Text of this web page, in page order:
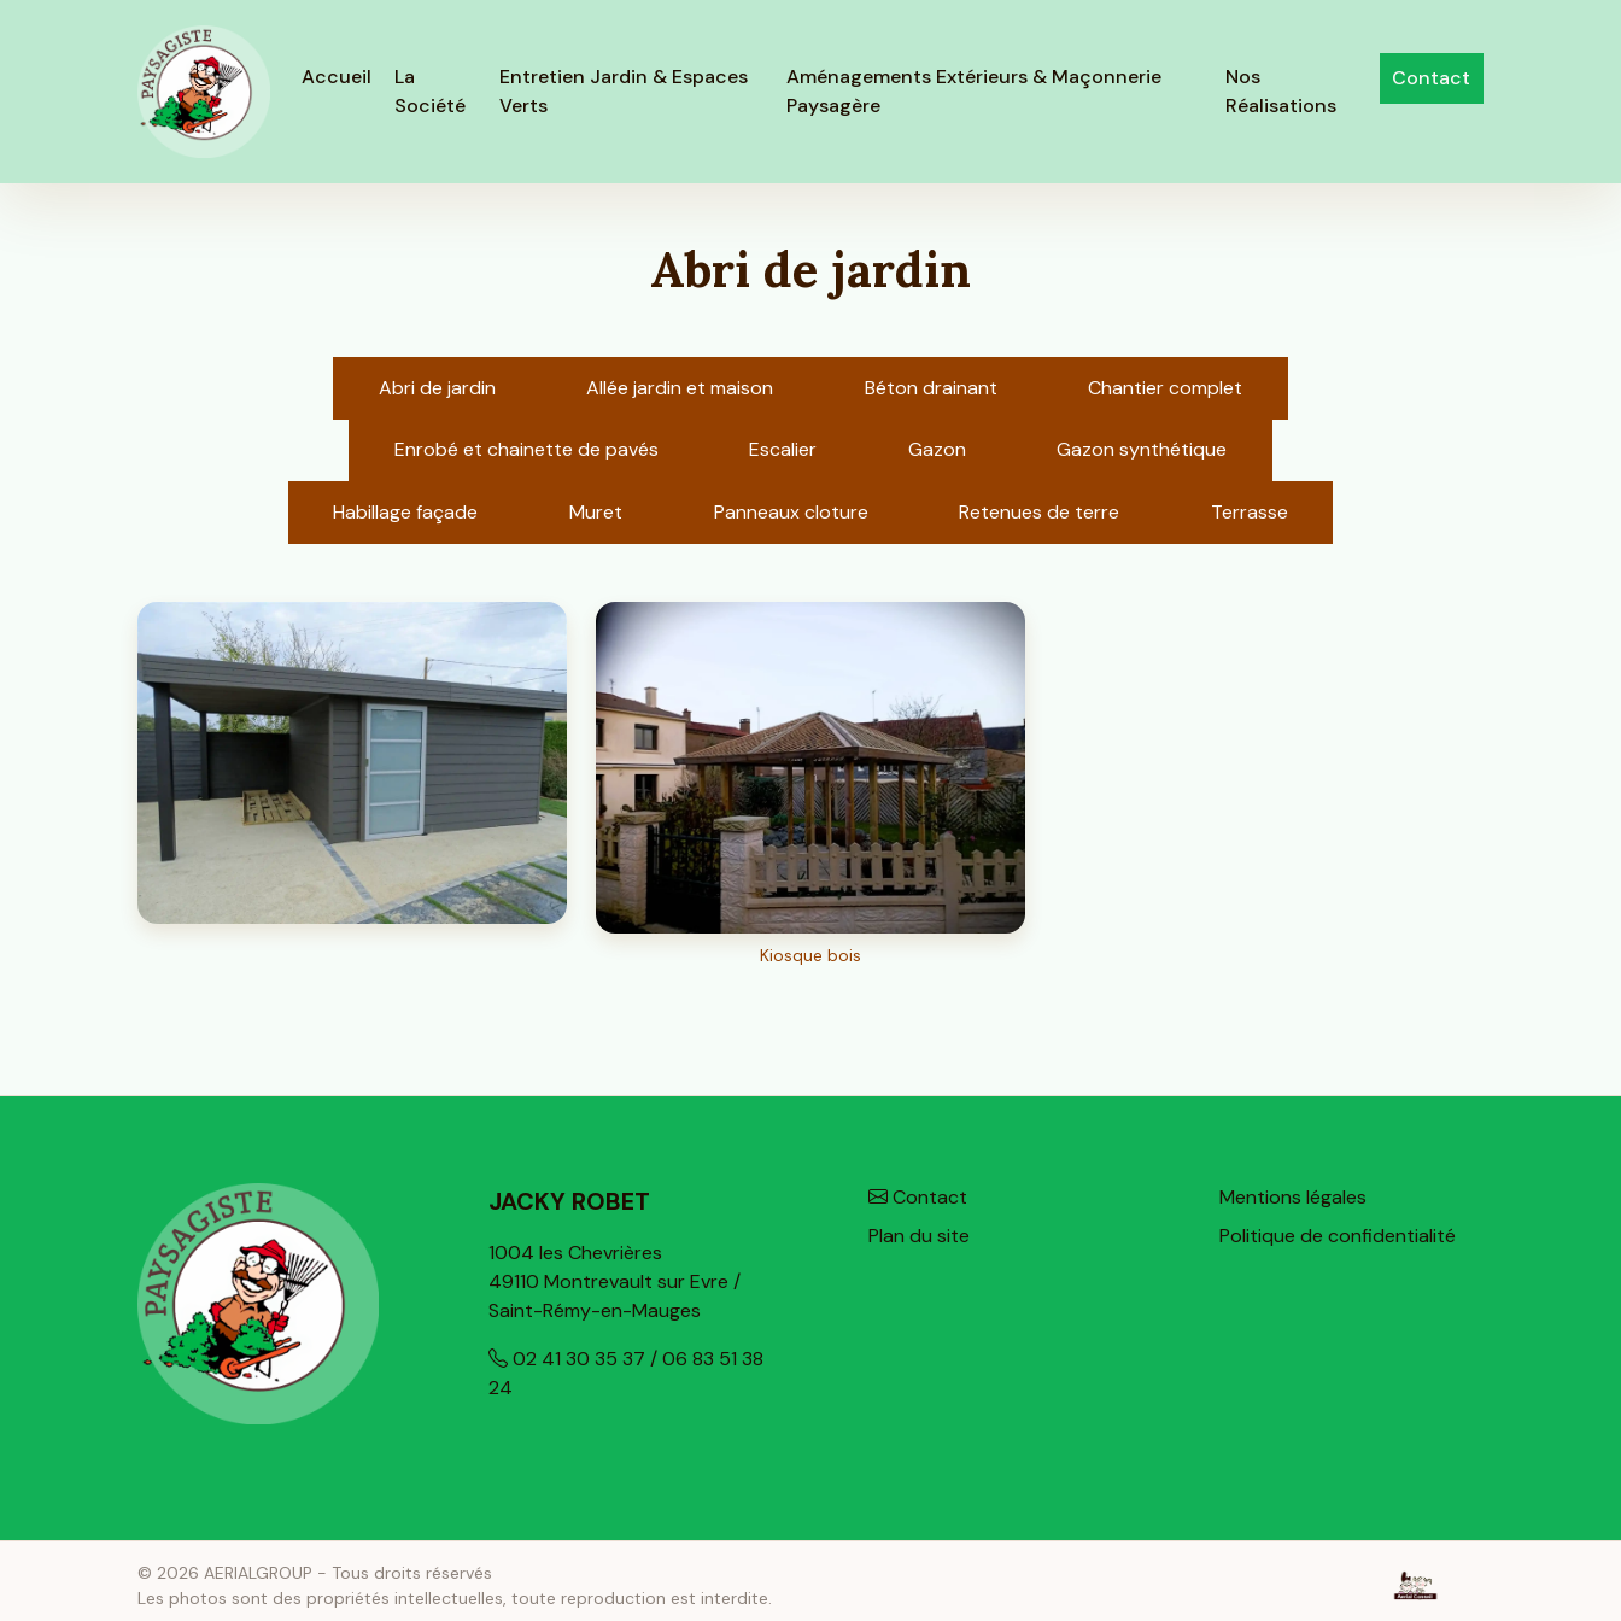
Accueil
La
Société
Entretien Jardin & Espaces
Verts
Aménagements Extérieurs & Maçonnerie
Paysagère
Nos
Réalisations
Contact
Abri de jardin
Abri de jardin Allée jardin et maison Béton drainant Chantier complet
Enrobé et chainette de pavés Escalier Gazon Gazon synthétique
Habillage façade Muret Panneaux cloture Retenues de terre Terrasse
Kiosque bois
JACKY ROBET
1004 les Chevrières
49110 Montrevault sur Evre /
Saint-Rémy-en-Mauges
02 41 30 35 37 / 06 83 51 38
24
Contact
Plan du site
Mentions légales
Politique de confidentialité
© 2026 AERIALGROUP - Tous droits réservés
Les photos sont des propriétés intellectuelles, toute reproduction est interdite.